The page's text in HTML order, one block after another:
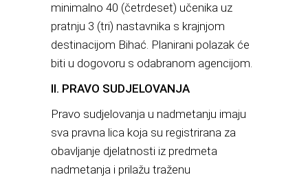
minimalno 40 (četrdeset) učenika uz
pratnju 3 (tri) nastavnika s krajnjom
destinacijom Bihać. Planirani polazak će
biti u dogovoru s odabranom agencijom.
II. PRAVO SUDJELOVANJA
Pravo sudjelovanja u nadmetanju imaju
sva pravna lica koja su registrirana za
obavljanje djelatnosti iz predmeta
nadmetanja i prilažu traženu